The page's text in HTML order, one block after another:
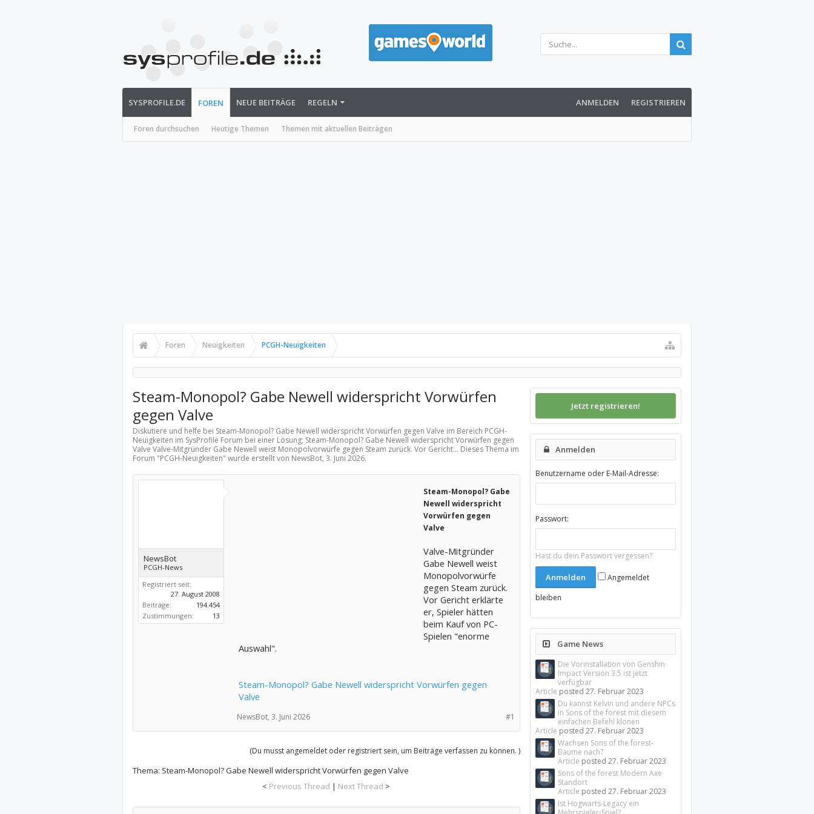
SYSPROFILE.DE FOREN
Foren durchsuchen Heutige Themen Themen mit aktuellen Beiträgen
NEUE BEITRÄGE REGELN ANMELDEN REGISTRIEREN
Foren Neuigkeiten PCGH-Neuigkeiten
Steam-Monopol? Gabe Newell widerspricht Vorwürfen
gegen Valve
Diskutiere und helfe bei Steam-Monopol? Gabe Newell widerspricht Vorwürfen gegen Valve im Bereich PCGH-
Neuigkeiten im SysProfile Forum bei einer Lösung; Steam-Monopol? Gabe Newell widerspricht Vorwürfen gegen
Valve Valve-Mitgründer Gabe Newell weist Monopolvorwürfe gegen Steam zurück. Vor Gericht... Dieses Thema im
Forum "PCGH-Neuigkeiten" wurde erstellt von NewsBot, 3. Juni 2026.
NewsBot
PCGH-News
Registriert seit:
27. August 2008
Beiträge:
194.454
Zustimmungen:
13
Steam-Monopol? Gabe
Newell widerspricht
Vorwürfen gegen
Valve
Valve-Mitgründer
Gabe Newell weist
Monopolvorwürfe
gegen Steam zurück.
Vor Gericht erklärte
er, Spieler hätten
beim Kauf von PC-
Spielen "enorme
Auswahl".
Steam-Monopol? Gabe Newell widerspricht Vorwürfen gegen
Valve
#1
NewsBot, 3. Juni 2026
(Du musst angemeldet oder registriert sein, um Beiträge verfassen zu können. )
Thema: Steam-Monopol? Gabe Newell widerspricht Vorwürfen gegen Valve
< Previous Thread | Next Thread >
Jetzt registrieren!
Anmelden
Benutzername oder E-Mail-Adresse:
Passwort:
Hast du dein Passwort vergessen?
Angemeldet
bleiben
Game News
Die Vorinstallation von Genshin
Impact Version 3.5 ist jetzt
verfügbar
Article posted27. Februar 2023
Du kannst Kelvin und andere NPCs
in Sons of the forest mit diesem
einfachen Befehl klonen
Article posted27. Februar 2023
Wachsen Sons of the forest-
Bäume nach?
Article posted27. Februar 2023
Sons of the forest Modern Axe
Standort
Article posted27. Februar 2023
Ist Hogwarts-Legacy ein